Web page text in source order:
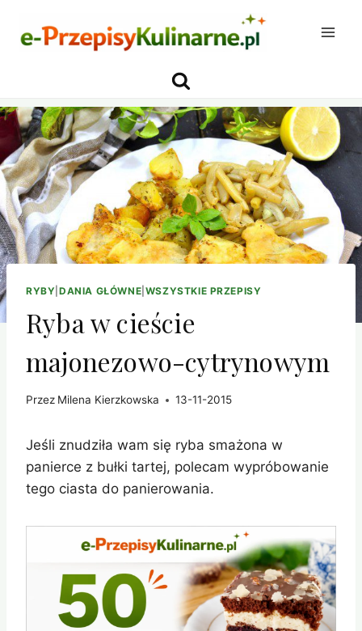
RYBY DANIA GŁÓWNE WSZYSTKIE PRZEPISY
Ryba w cieście
majonezowo-cytrynowym
Przez Milena Kierzkowska 13-11-2015
Jeśli znudziła wam się ryba smażona w
panierce z bułki tartej, polecam wypróbowanie
tego ciasta do panierowania.